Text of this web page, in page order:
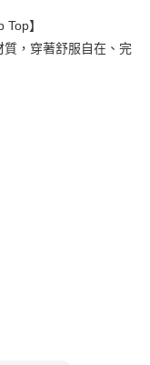
商業銀行
商業銀行
循環箱包裝寄出
】
，穿著舒服自在、完